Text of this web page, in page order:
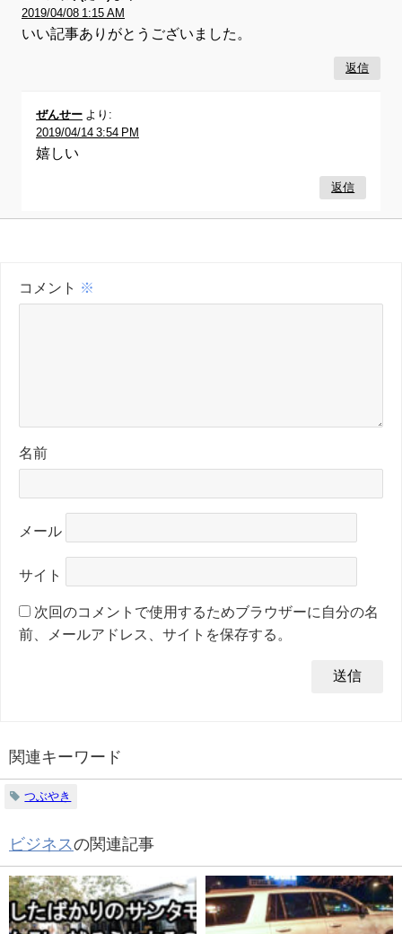
2019/04/08 1:15 AM
いい記事ありがとうございました。
返信
ぜんせー より:
2019/04/14 3:54 PM
嬉しい
返信
コメント ※
名前
メール
サイト
次回のコメントで使用するためブラウザーに自分の名
前、メールアドレス、サイトを保存する。
関連キーワード
つぶやき
ビジネスの関連記事